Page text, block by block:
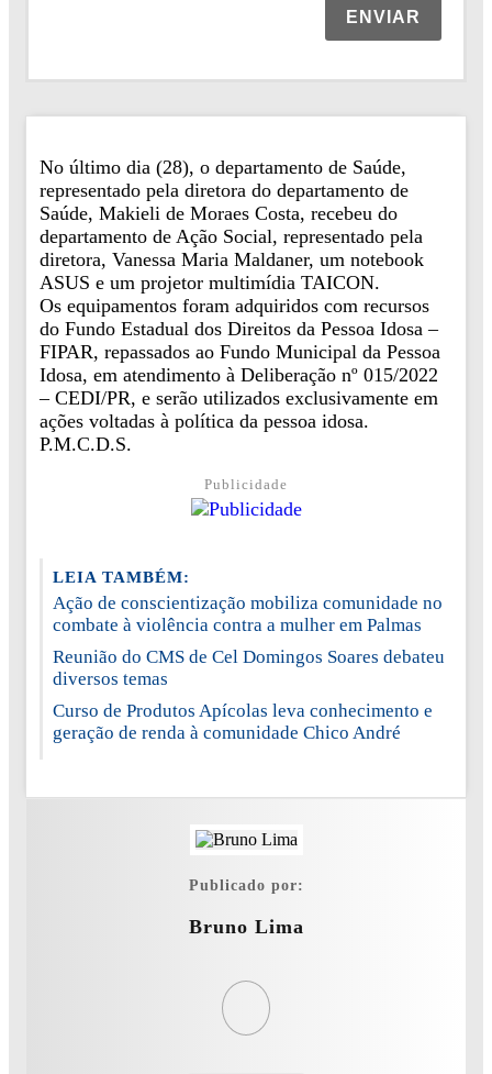
ENVIAR
No último dia (28), o departamento de Saúde,
representado pela diretora do departamento de
Saúde, Makieli de Moraes Costa, recebeu do
departamento de Ação Social, representado pela
diretora, Vanessa Maria Maldaner, um notebook
ASUS e um projetor multimídia TAICON.
Os equipamentos foram adquiridos com recursos
do Fundo Estadual dos Direitos da Pessoa Idosa –
FIPAR, repassados ao Fundo Municipal da Pessoa
Idosa, em atendimento à Deliberação nº 015/2022
– CEDI/PR, e serão utilizados exclusivamente em
ações voltadas à política da pessoa idosa.
P.M.C.D.S.
Publicidade
LEIA TAMBÉM:
Ação de conscientização mobiliza comunidade no
combate à violência contra a mulher em Palmas
Reunião do CMS de Cel Domingos Soares debateu
diversos temas
Curso de Produtos Apícolas leva conhecimento e
geração de renda à comunidade Chico André
Publicado por:
Bruno Lima